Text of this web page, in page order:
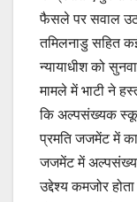
फैसले पर सवाल
तमिलनाडु सहित
न्यायाधीश को
मामले में भाटी ने
कि अल्पसंख्यक
प्रमति जजमेंट में
जजमेंट में
उद्देश्य कमजोर